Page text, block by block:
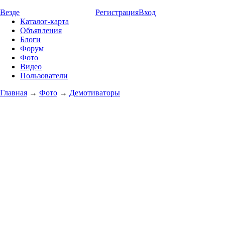
Везде РегистрацияВход
Каталог-карта
Объявления
Блоги
Форум
Фото
Видео
Пользователи
Главная → Фото → Демотиваторы